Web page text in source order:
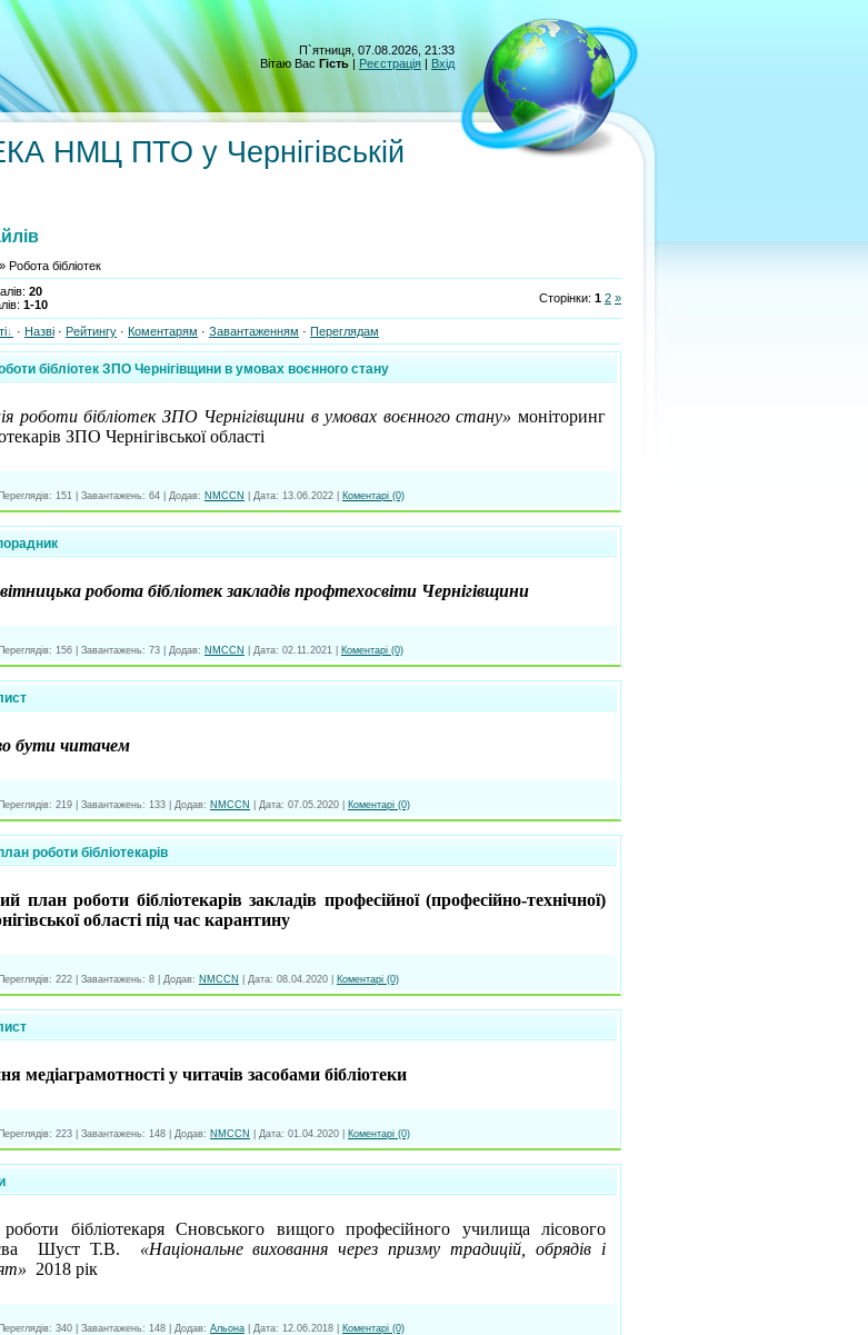
П`ятниця, 07.08.2026, 21:33
Вітаю Вас Гість | Реєстрація | Вхід
НМЦ ПТО у Чернігівській
» Робота бібліотек
: 20
: 1-10 Сторінки: 1 2 »
· Назві · Рейтингу · Коментарям · Завантаженням · Переглядам
бібліотек ЗПО Чернігівщини в умовах воєнного стану
роботи бібліотек ЗПО Чернігівщини в умовах воєнного стану» моніторинг
ЗПО Чернігівської області
Переглядів: 151 Завантажень: 64 Додав: NMCCN Дата: 13.06.2022 Коментарі (0)
робота бібліотек закладів профтехосвіти Чернігівщини
Переглядів: 156 Завантажень: 73 Додав: NMCCN Дата: 02.11.2021 Коментарі (0)
бути читачем
Переглядів: 219 Завантажень: 133 Додав: NMCCN Дата: 07.05.2020 Коментарі (0)
роботи бібліотекарів
план роботи бібліотекарів закладів професійної (професійно-технічної)
області під час карантину
Переглядів: 222 Завантажень: 8 Додав: NMCCN Дата: 08.04.2020 Коментарі (0)
медіаграмотності у читачів засобами бібліотеки
Переглядів: 223 Завантажень: 148 Додав: NMCCN Дата: 01.04.2020 Коментарі (0)
бібліотекаря Сновського вищого професійного училища лісового
Шуст Т.В. «Національне виховання через призму традицій, обрядів і
2018 рік
Переглядів: 340 Завантажень: 148 Додав: Альона Дата: 12.06.2018 Коментарі (0)